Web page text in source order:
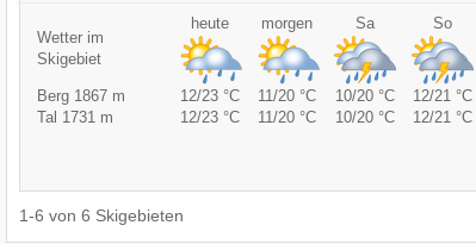
Wetter im
Skigebiet
heute morgen Sa So
Berg 1867 m 12/23 °C 11/20 °C 10/20 °C 12/21 °C
Tal 1731 m
12/23 °C 11/20 °C 10/20 °C 12/21 °C
1-6 von 6 Skigebieten